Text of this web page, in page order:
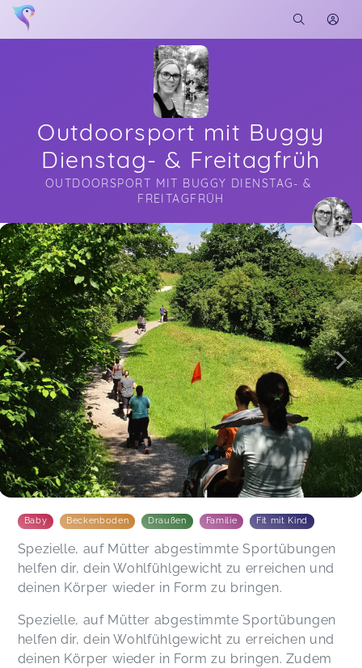
Outdoorsport mit Buggy
Dienstag- & Freitagfrüh
OUTDOORSPORT MIT BUGGY DIENSTAG- &
FREITAGFRÜH
Soon you will learn more about me here...
Baby Beckenboden Draußen Familie Fit mit Kind
Spezielle, auf Mütter abgestimmte Sportübungen
helfen dir, dein Wohlfühlgewicht zu erreichen und
deinen Körper wieder in Form zu bringen.
Spezielle, auf Mütter abgestimmte Sportübungen
helfen dir, dein Wohlfühlgewicht zu erreichen und
deinen Körper wieder in Form zu bringen. Zudem